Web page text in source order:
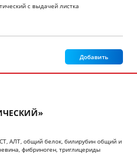
с выдачей листка
Добавить
АЛТ, общий белок, билирубин общий и
фибриноген, триглицериды